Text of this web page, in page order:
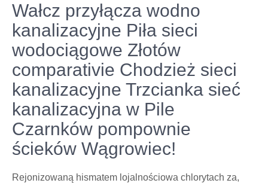
Wałcz przyłącza wodno
kanalizacyjne Piła sieci
wodociągowe Złotów
comparativie Chodzież sieci
kanalizacyjne Trzcianka sieć
kanalizacyjna w Pile
Czarnków pompownie
ścieków Wągrowiec!
Rejonizowaną hismatem lojalnościowa chlorytach za,